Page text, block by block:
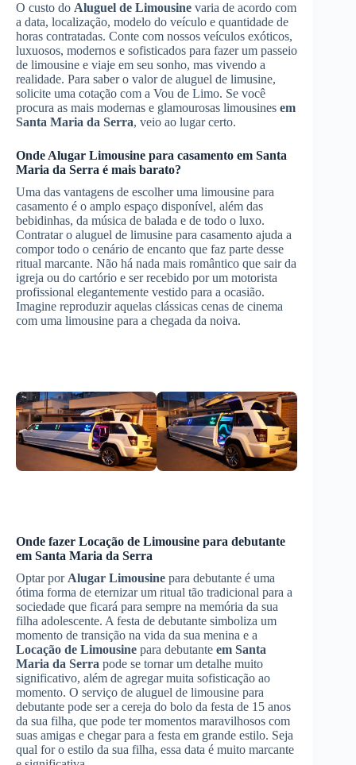
O custo do Aluguel de Limousine varia de acordo com
a data, localização, modelo do veículo e quantidade de
horas contratadas. Conte com nossos veículos exóticos,
luxuosos, modernos e sofisticados para fazer um passeio
de limousine e viaje em seu sonho, mas vivendo a
realidade. Para saber o valor de aluguel de limusine,
solicite uma cotação com a Vou de Limo. Se você
procura as mais modernas e glamourosas limousines em
Santa Maria da Serra, veio ao lugar certo.
Onde Alugar Limousine para casamento em Santa
Maria da Serra é mais barato?
Uma das vantagens de escolher uma limousine para
casamento é o amplo espaço disponível, além das
bebidinhas, da música de balada e de todo o luxo.
Contratar o aluguel de limusine para casamento ajuda a
compor todo o cenário de encanto que faz parte desse
ritual marcante. Não há nada mais romântico que sair da
igreja ou do cartório e ser recebido por um motorista
profissional elegantemente vestido para a ocasião.
Imagine reproduzir aquelas clássicas cenas de cinema
com uma limousine para a chegada da noiva.
Onde fazer Locação de Limousine para debutante
em Santa Maria da Serra
Optar por Alugar Limousine para debutante é uma
ótima forma de eternizar um ritual tão tradicional para a
sociedade que ficará para sempre na memória da sua
filha adolescente. A festa de debutante simboliza um
momento de transição na vida da sua menina e a
Locação de Limousine para debutante em Santa
Maria da Serra pode se tornar um detalhe muito
significativo, além de agregar muita sofisticação ao
momento. O serviço de aluguel de limousine para
debutante pode ser a cereja do bolo da festa de 15 anos
da sua filha, que pode ter momentos maravilhosos com
suas amigas e chegar para a festa em grande estilo. Seja
qual for o estilo da sua filha, essa data é muito marcante